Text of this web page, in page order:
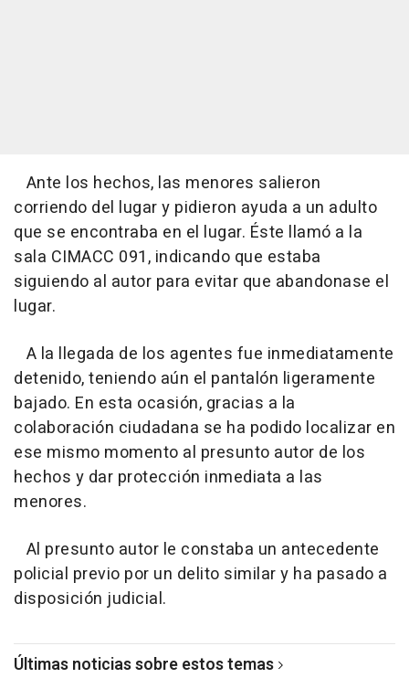
Ante los hechos, las menores salieron
corriendo del lugar y pidieron ayuda a un adulto
que se encontraba en el lugar. Éste llamó a la
sala CIMACC 091, indicando que estaba
siguiendo al autor para evitar que abandonase el
lugar.
A la llegada de los agentes fue inmediatamente
detenido, teniendo aún el pantalón ligeramente
bajado. En esta ocasión, gracias a la
colaboración ciudadana se ha podido localizar en
ese mismo momento al presunto autor de los
hechos y dar protección inmediata a las
menores.
Al presunto autor le constaba un antecedente
policial previo por un delito similar y ha pasado a
disposición judicial.
Últimas noticias sobre estos temas